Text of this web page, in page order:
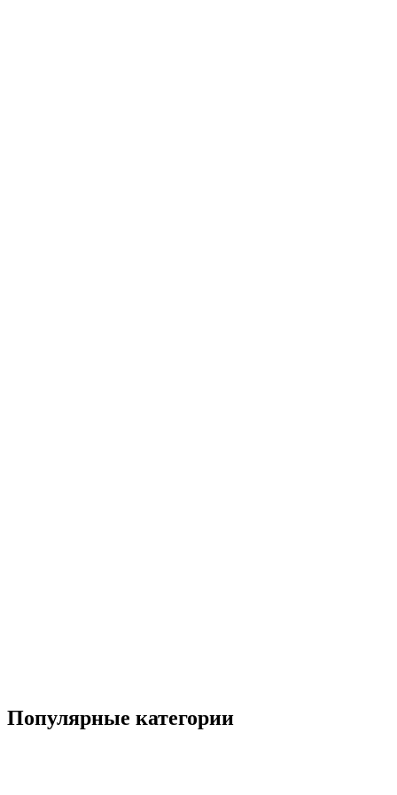
Популярные категории